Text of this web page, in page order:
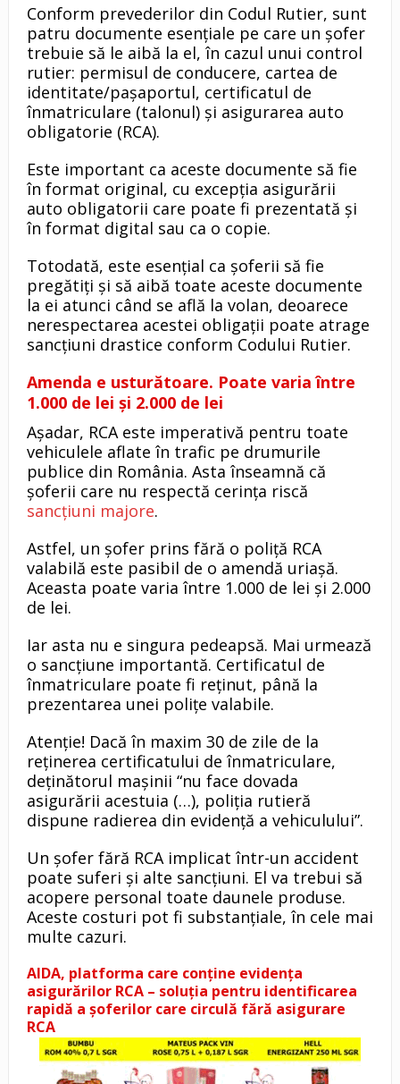
Conform prevederilor din Codul Rutier, sunt
patru documente esențiale pe care un șofer
trebuie să le aibă la el, în cazul unui control
rutier: permisul de conducere, cartea de
identitate/pașaportul, certificatul de
înmatriculare (talonul) și asigurarea auto
obligatorie (RCA).
Este important ca aceste documente să fie
în format original, cu excepția asigurării
auto obligatorii care poate fi prezentată și
în format digital sau ca o copie.
Totodată, este esențial ca șoferii să fie
pregătiți și să aibă toate aceste documente
la ei atunci când se află la volan, deoarece
nerespectarea acestei obligații poate atrage
sancțiuni drastice conform Codului Rutier.
Amenda e usturătoare. Poate varia între
1.000 de lei și 2.000 de lei
Așadar, RCA este imperativă pentru toate
vehiculele aflate în trafic pe drumurile
publice din România. Asta înseamnă că
șoferii care nu respectă cerința riscă
sancțiuni majore.
Astfel, un șofer prins fără o poliță RCA
valabilă este pasibil de o amendă uriașă.
Aceasta poate varia între 1.000 de lei și 2.000
de lei.
Iar asta nu e singura pedeapsă. Mai urmează
o sancțiune importantă. Certificatul de
înmatriculare poate fi reținut, până la
prezentarea unei polițe valabile.
Atenție! Dacă în maxim 30 de zile de la
reținerea certificatului de înmatriculare,
deținătorul mașinii “nu face dovada
asigurării acestuia (…), poliția rutieră
dispune radierea din evidență a vehiculului”.
Un șofer fără RCA implicat într-un accident
poate suferi și alte sancțiuni. El va trebui să
acopere personal toate daunele produse.
Aceste costuri pot fi substanțiale, în cele mai
multe cazuri.
AIDA, platforma care conţine evidenţa
asigurărilor RCA – soluţia pentru identificarea
rapidă a şoferilor care circulă fără asigurare
RCA